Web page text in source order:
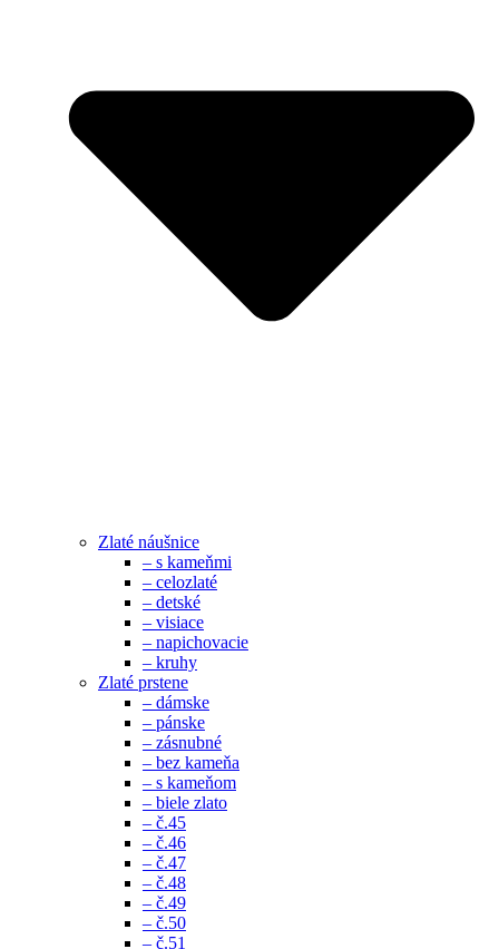
Zlaté náušnice
– s kameňmi
– celozlaté
– detské
– visiace
– napichovacie
– kruhy
Zlaté prstene
– dámske
– pánske
– zásnubné
– bez kameňa
– s kameňom
– biele zlato
– č.45
– č.46
– č.47
– č.48
– č.49
– č.50
– č.51